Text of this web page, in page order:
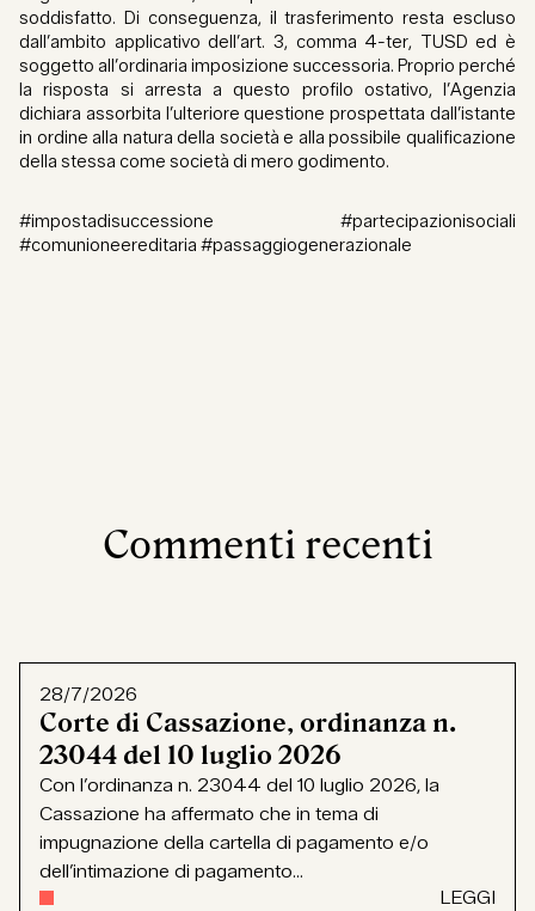
soddisfatto. Di conseguenza, il trasferimento resta escluso
dall’ambito applicativo dell’art. 3, comma 4-ter, TUSD ed è
soggetto all’ordinaria imposizione successoria. Proprio perché
la risposta si arresta a questo profilo ostativo, l’Agenzia
dichiara assorbita l’ulteriore questione prospettata dall’istante
in ordine alla natura della società e alla possibile qualificazione
della stessa come società di mero godimento.
#impostadisuccessione #partecipazionisociali
#comunioneereditaria #passaggiogenerazionale
Commenti recenti
28/7/2026
Corte di Cassazione, ordinanza n.
23044 del 10 luglio 2026
Con l’ordinanza n. 23044 del 10 luglio 2026, la
Cassazione ha affermato che in tema di
impugnazione della cartella di pagamento e/o
dell’intimazione di pagamento...
LEGGI